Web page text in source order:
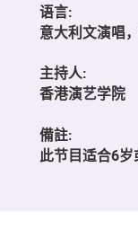
语言:
意大利文演唱
主持人:
香港演艺学院
備註:
此节目适合6岁